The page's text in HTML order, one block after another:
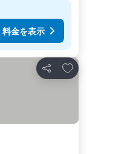
料金を表示
シェア
お気に入りに追加